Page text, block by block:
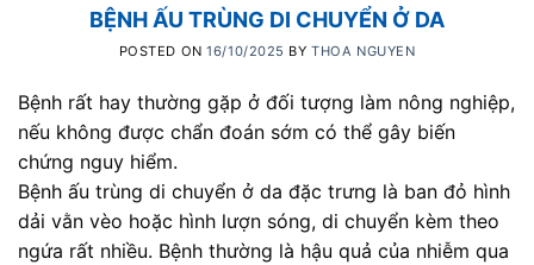
BỆNH ẤU TRÙNG DI CHUYỂN Ở DA
POSTED ON16/10/2025 BYTHOA NGUYEN
Bệnh rất hay thường gặp ở đối tượng làm nông nghiệp,
nếu không được chẩn đoán sớm có thể gây biến
chứng nguy hiểm.
Bệnh ấu trùng di chuyển ở da đặc trưng là ban đỏ hình
dải vằn vèo hoặc hình lượn sóng, di chuyển kèm theo
ngứa rất nhiều. Bệnh thường là hậu quả của nhiễm qua